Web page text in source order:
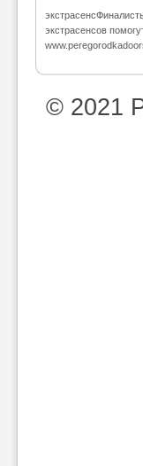
экстрасенсов
© 2021